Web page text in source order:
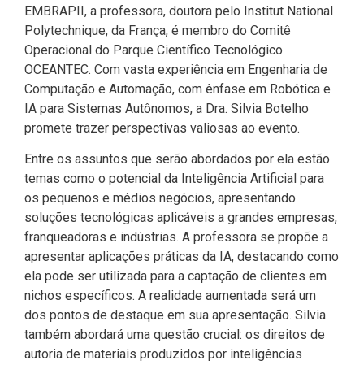
EMBRAPII, a professora, doutora pelo Institut National
Polytechnique, da França, é membro do Comitê
Operacional do Parque Científico Tecnológico
OCEANTEC. Com vasta experiência em Engenharia de
Computação e Automação, com ênfase em Robótica e
IA para Sistemas Autônomos, a Dra. Silvia Botelho
promete trazer perspectivas valiosas ao evento.
Entre os assuntos que serão abordados por ela estão
temas como o potencial da Inteligência Artificial para
os pequenos e médios negócios, apresentando
soluções tecnológicas aplicáveis a grandes empresas,
franqueadoras e indústrias. A professora se propõe a
apresentar aplicações práticas da IA, destacando como
ela pode ser utilizada para a captação de clientes em
nichos específicos. A realidade aumentada será um
dos pontos de destaque em sua apresentação. Silvia
também abordará uma questão crucial: os direitos de
autoria de materiais produzidos por inteligências